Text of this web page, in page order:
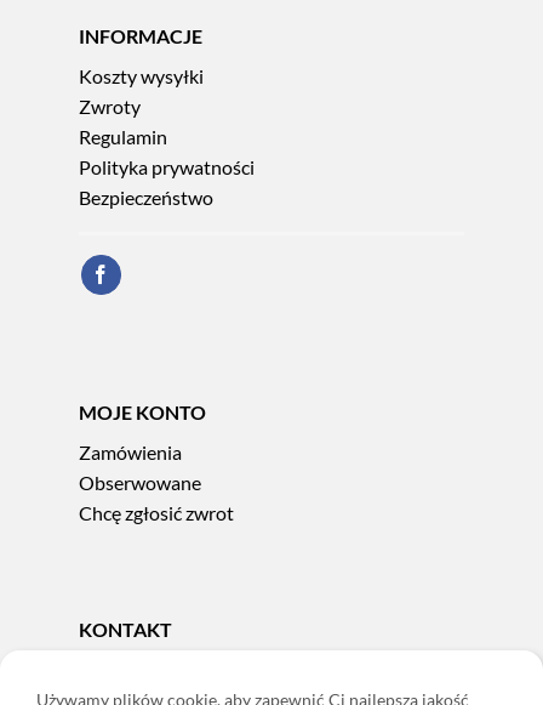
INFORMACJE
Koszty wysyłki
Zwroty
Regulamin
Polityka prywatności
Bezpieczeństwo
MOJE KONTO
Zamówienia
Obserwowane
Chcę zgłosić zwrot
KONTAKT
e-mail:sklep@adoris.pl
Używamy plików cookie, aby zapewnić Ci najlepszą jakość